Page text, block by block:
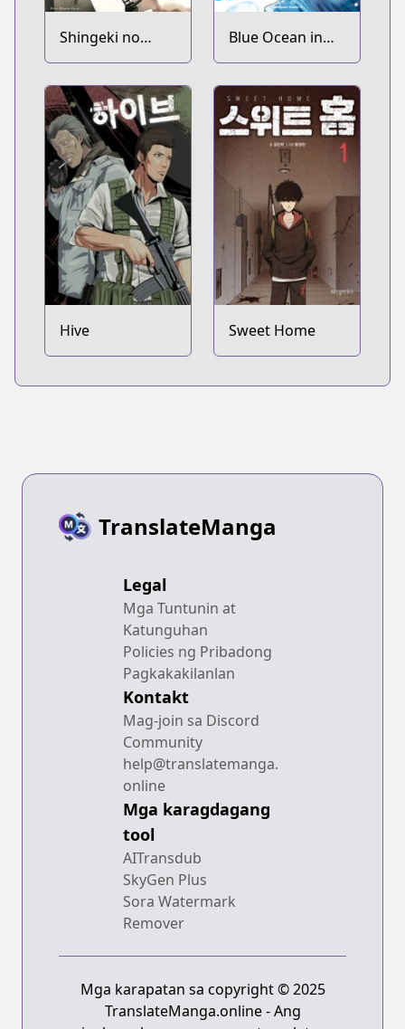
Shingeki no
Kyojin
Blue Ocean in
the Eyes
Hive Sweet Home
TranslateManga
Legal
Mga Tuntunin at
Katunguhan
Policies ng Pribadong
Pagkakakilanlan
Kontakt
Mag-join sa Discord
Community
help@translatemanga.
online
Mga karagdagang
tool
AITransdub
SkyGen Plus
Sora Watermark
Remover
Mga karapatan sa copyright © 2025
TranslateManga.online - Ang